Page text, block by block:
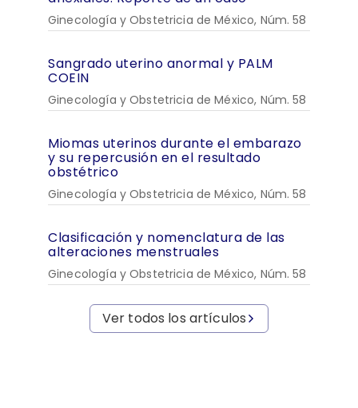
Ginecología y Obstetricia de México, Núm. 58
Sangrado uterino anormal y PALM
COEIN
Ginecología y Obstetricia de México, Núm. 58
Miomas uterinos durante el embarazo
y su repercusión en el resultado
obstétrico
Ginecología y Obstetricia de México, Núm. 58
Clasificación y nomenclatura de las
alteraciones menstruales
Ginecología y Obstetricia de México, Núm. 58
Ver todos los artículos